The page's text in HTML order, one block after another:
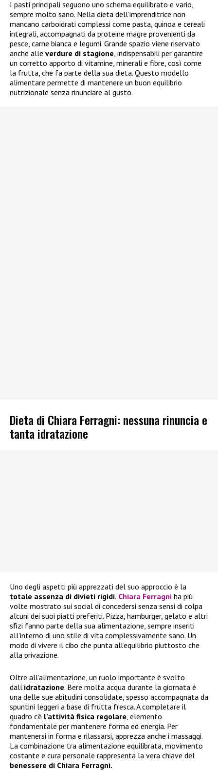
I pasti principali seguono uno schema equilibrato e vario,
sempre molto sano. Nella dieta dell’imprenditrice non
mancano carboidrati complessi come pasta, quinoa e cereali
integrali, accompagnati da proteine magre provenienti da
pesce, carne bianca e legumi. Grande spazio viene riservato
anche alle verdure di stagione, indispensabili per garantire
un corretto apporto di vitamine, minerali e fibre, così come
la frutta, che fa parte della sua dieta. Questo modello
alimentare permette di mantenere un buon equilibrio
nutrizionale senza rinunciare al gusto.
Dieta di Chiara Ferragni: nessuna rinuncia e
tanta idratazione
Uno degli aspetti più apprezzati del suo approccio è la
totale assenza di divieti rigidi. Chiara Ferragni ha più
volte mostrato sui social di concedersi senza sensi di colpa
alcuni dei suoi piatti preferiti. Pizza, hamburger, gelato e altri
sfizi fanno parte della sua alimentazione, sempre inseriti
all’interno di uno stile di vita complessivamente sano. Un
modo di vivere il cibo che punta all’equilibrio piuttosto che
alla privazione.
Oltre all’alimentazione, un ruolo importante è svolto
dall’idratazione. Bere molta acqua durante la giornata è
una delle sue abitudini consolidate, spesso accompagnata da
spuntini leggeri a base di frutta fresca. A completare il
quadro c’è l’attività fisica regolare, elemento
fondamentale per mantenere forma ed energia. Per
mantenersi in forma e rilassarsi, apprezza anche i massaggi.
La combinazione tra alimentazione equilibrata, movimento
costante e cura personale rappresenta la vera chiave del
benessere di Chiara Ferragni.